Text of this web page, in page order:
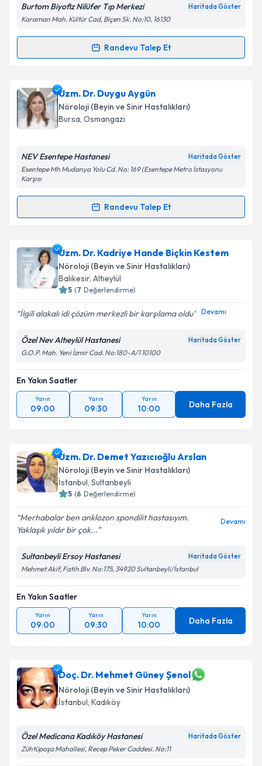
Kişisel verilerimin işlenmesine ilişkin
Metni'ni okudum ve kişisel verilerimin belirtilen
kapsamda işlenmesini kabul ediyorum.
Burtom Biyofiz Nilüfer Tıp Merkezi Haritada Göster
Karaman Mah. Kültür Cad, Biçen Sk. No:10, 16130
Randevu Talep Et
Randevu Takvimi Talebi
Uzm. Dr. Ayfer Evreniçin randevu takvimi talebi
oluşturun. Size bu uzmandan randevu almanız için bir
takvim hazırlandığında e-posta ile bilgilendireceğiz.
Kişisel verilerimin işlenmesine ilişkinAydınlatma
'ni okudum ve kişisel verilerimin belirtilen
kapsamda işlenmesini kabul ediyorum.
Takvim Talebini Gönder
Uzm. Dr. Duygu Aygün
Nöroloji (Beyin ve Sinir Hastalıkları)
Bursa, Osmangazi
NEV Esentepe Hastanesi Haritada Göster
Esentepe Mh Mudanya Yolu Cd. No: 169 (Esentepe Metro İstasyonu
Karşısı
Randevu Talep Et
Randevu Takvimi Talebi
Uzm. Dr. Duygu Aygüniçin randevu takvimi talebi
oluşturun. Size bu uzmandan randevu almanız için bir
takvim hazırlandığında e-posta ile bilgilendireceğiz.
Kişisel verilerimin işlenmesine ilişkin
Metni'ni okudum ve kişisel verilerimin belirtilen
kapsamda işlenmesini kabul ediyorum.
Takvim Talebini Gönder
Uzm. Dr. Kadriye Hande Biçkin Kestem
Nöroloji (Beyin ve Sinir Hastalıkları)
Balıkesir, Altıeylül
5 (7 Değerlendirme)
İlgili alakalı idi çözüm merkezli bir karşılama oldu Devamı
Özel Nev Altıeylül Hastanesi Haritada Göster
G.O.P. Mah. Yeni İzmir Cad. No:180-A/1 10100
En Yakın Saatler
Yarın
09:00
Yarın
09:30
Yarın
10:00 Daha Fazla
Uzm. Dr. Demet Yazıcıoğlu Arslan
Nöroloji (Beyin ve Sinir Hastalıkları)
İstanbul, Sultanbeyli
5 (6 Değerlendirme)
Merhabalar ben anklozon spondilit hastasıyım.
Yaklaşık yıldır bir çok...
Devamı
Sultanbeyli Ersoy Hastanesi Haritada Göster
Mehmet Akif, Fatih Blv. No:175, 34920 Sultanbeyli/İstanbul
En Yakın Saatler
Yarın
09:00
Yarın
09:30
Yarın
10:00 Daha Fazla
Doç. Dr. Mehmet Güney Şenol
Nöroloji (Beyin ve Sinir Hastalıkları)
İstanbul, Kadıköy
Özel Medicana Kadıköy Hastanesi Haritada Göster
Zühtüpaşa Mahallesi, Recep Peker Caddesi. No:11